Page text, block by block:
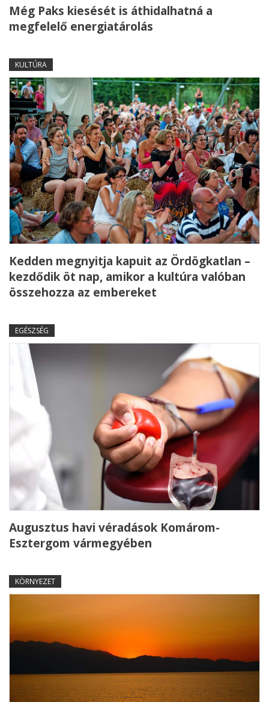
Még Paks kiesését is áthidalhatná a
megfelelő energiatárolás
KULTÚRA
Kedden megnyitja kapuit az Ördögkatlan –
kezdődik öt nap, amikor a kultúra valóban
összehozza az embereket
EGÉSZSÉG
Augusztus havi véradások Komárom-
Esztergom vármegyében
KÖRNYEZET